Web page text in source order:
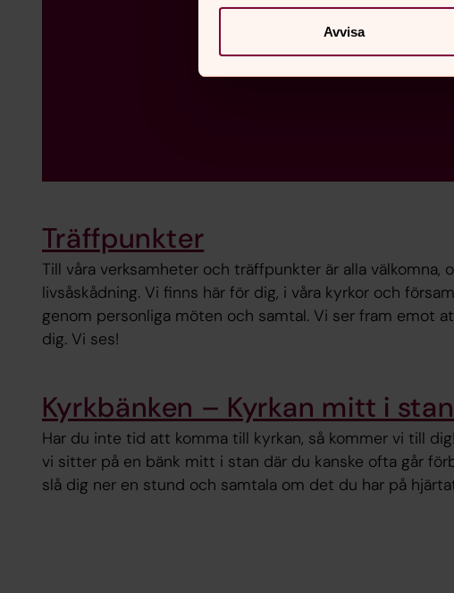
Avvisa
Träffpunkter
Till våra verksamheter och träffpunkter är alla välkomna,
livsåskådning. Vi finns här för dig, i våra kyrkor och
genom personliga möten och samtal. Vi ser fram emot
dig. Vi ses!
Kyrkbänken – Kyrkan mitt i stan
Har du inte tid att komma till kyrkan, så kommer vi till
vi sitter på en bänk mitt i stan där du kanske ofta går
slå dig ner en stund och samtala om det du har på